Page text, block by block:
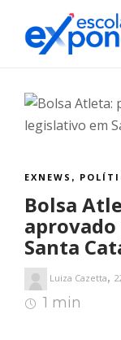
EXNEWS ,
Bolsa
Santa
Luiza Cazetta,
1 min